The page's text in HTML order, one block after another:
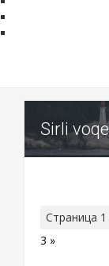
Sirli
Страница 1
3 »